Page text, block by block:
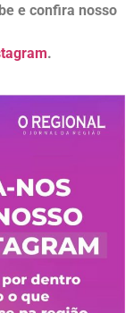
e confira nosso
.